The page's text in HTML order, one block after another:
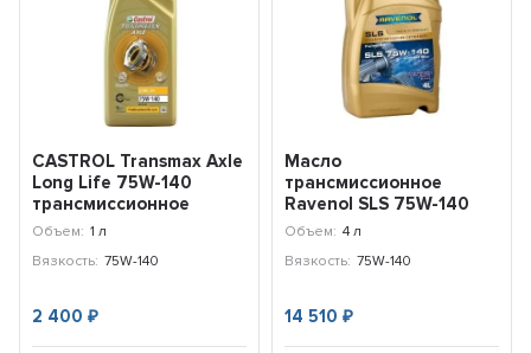
CASTROL Transmax Axle
Long Life 75W-140
трансмиссионное
масло для мостов (1л)...
Объем: 1 л
Вязкость: 75W-140
2 400₽
Масло
трансмиссионное
Ravenol SLS 75W-140
(4л) 122111000401999
Объем: 4 л
Вязкость: 75W-140
14 510 ₽